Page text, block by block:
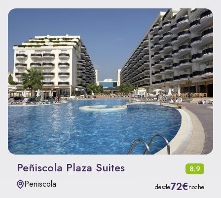
Peñiscola Plaza Suites 8.9
Peniscola desde72€noche